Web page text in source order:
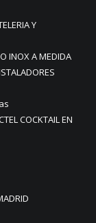
Y
INOX A MEDIDA
COCKTAIL EN